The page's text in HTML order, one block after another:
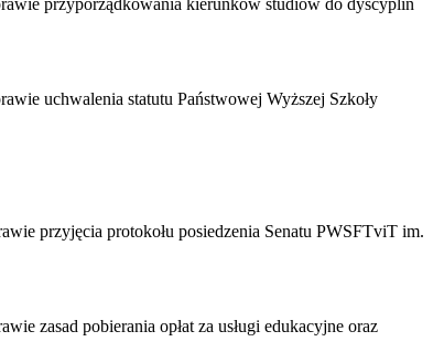
uchwalenia statutu Państwowej Wyższej Szkoły
przyjęcia protokołu posiedzenia Senatu PWSFTviT im.
zasad pobierania opłat za usługi edukacyjne oraz